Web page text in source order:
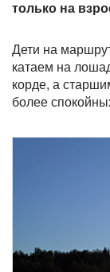
только на
Дети на
катаем на
корде, а
более